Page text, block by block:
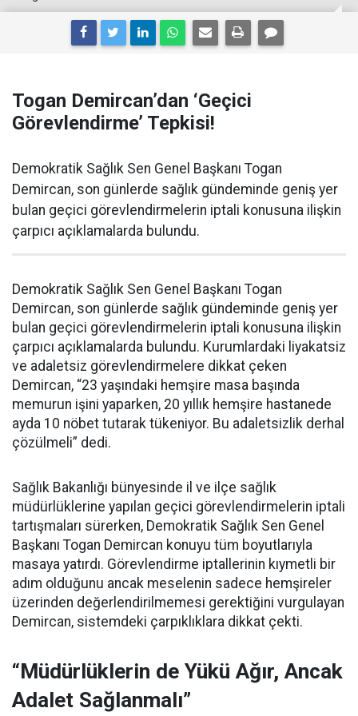
Togan Demircan’dan ‘Geçici
Görevlendirme’ Tepkisi!
Demokratik Sağlık Sen Genel Başkanı Togan
Demircan, son günlerde sağlık gündeminde geniş yer
bulan geçici görevlendirmelerin iptali konusuna ilişkin
çarpıcı açıklamalarda bulundu.
Demokratik Sağlık Sen Genel Başkanı Togan
Demircan, son günlerde sağlık gündeminde geniş yer
bulan geçici görevlendirmelerin iptali konusuna ilişkin
çarpıcı açıklamalarda bulundu. Kurumlardaki liyakatsiz
ve adaletsiz görevlendirmelere dikkat çeken
Demircan, “23 yaşındaki hemşire masa başında
memurun işini yaparken, 20 yıllık hemşire hastanede
ayda 10 nöbet tutarak tükeniyor. Bu adaletsizlik derhal
çözülmeli” dedi.
Sağlık Bakanlığı bünyesinde il ve ilçe sağlık
müdürlüklerine yapılan geçici görevlendirmelerin iptali
tartışmaları sürerken, Demokratik Sağlık Sen Genel
Başkanı Togan Demircan konuyu tüm boyutlarıyla
masaya yatırdı. Görevlendirme iptallerinin kıymetli bir
adım olduğunu ancak meselenin sadece hemşireler
üzerinden değerlendirilmemesi gerektiğini vurgulayan
Demircan, sistemdeki çarpıklıklara dikkat çekti.
“Müdürlüklerin de Yükü Ağır, Ancak
Adalet Sağlanmalı”